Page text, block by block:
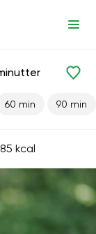
60 min 90 min
kcal